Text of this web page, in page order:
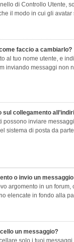
di Controllo Utente,
il modo in cui gli
faccio a cambiarlo?
al tuo nome utente, e
inviando messaggi non
sul collegamento
possono inviare
sistema di posta da
o invio un
argomento in un
elencate in fondo alla
un messaggio?
solo i tuoi